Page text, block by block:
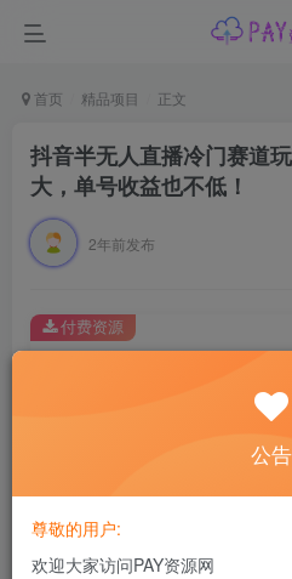
首页 精品项目 正文
抖音半无人直播冷门赛道
大，单号收益也不低！
2年前发布
此内容为付费资源，请付费后查看
会员专
黄金会员免费
付费资源
公告
尊敬的用户:
欢迎大家访问PAY资源网